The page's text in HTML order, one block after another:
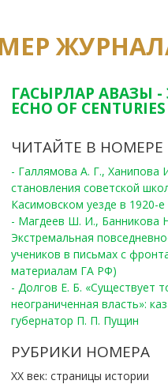
ГАСЫРЛАР АВАЗЫ -
ECHO OF
ЧИТАЙТЕ В НОМЕРЕ
- Галлямова А. Г.,
становления советской
Касимовском уезде в 1920-е
- Магдеев Ш. И., Банникова
Экстремальная
учеников в письмах с
материалам ГА РФ)
- Долгов Е. Б. «Существует
неограниченная власть»:
губернатор П. П. Пущин
РУБРИКИ НОМЕРА
ХХ век: страницы истории